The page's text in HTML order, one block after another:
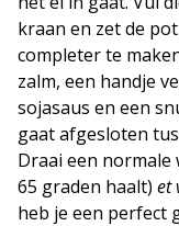
kraan en zet de
completer te
zalm, een handje
sojasaus en een
gaat afgesloten
Draai een normale
65 graden haalt) et
heb je een perfect